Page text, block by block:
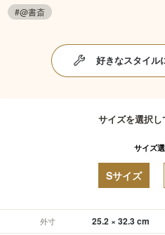
#@書斎
好きなスタイル
サイズを選択し
サイズ選
Sサイズ
外寸 25.2 × 32.3 cm